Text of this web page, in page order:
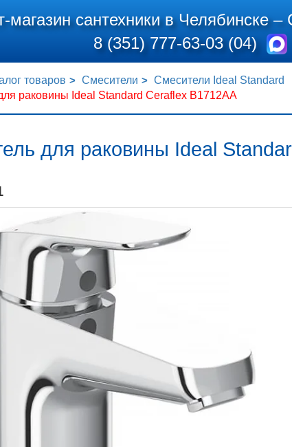
магазин сантехники в Челябинске –
8 (351) 777-63-03 (04)
товаров Смесители
Смесители Ideal Standard
раковины Ideal Standard Ceraflex B1712AA
для раковины Ideal